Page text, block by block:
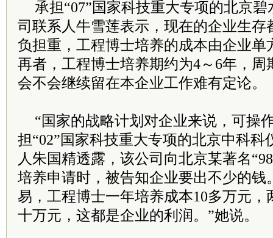
承担“07”国家科技重大专项的北京
司联系人牛雪莲表示，现在的企业生存
负担重，工程博士培养的成本由企业单
再者，工程博士培养期约为4～6年，周
会不会继续留在本企业工作难有定论。
“国家的战略计划对企业来说，可操
担“02”国家科技重大专项的北京中科科
人朱国精透露，该公司向北京某著名
培养申请时，被告知企业要出不少的钱
易，工程博士一年培养成本10多万元，
十万元，这都是企业的利润。”她说。